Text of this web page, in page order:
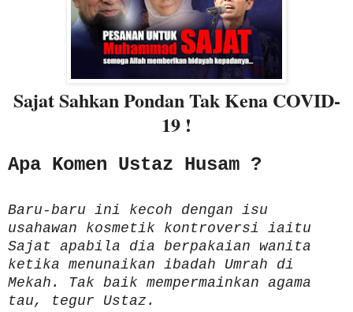
Sajat Sahkan Pondan Tak Kena COVID-
19 !
Apa Komen Ustaz Husam ?
Baru-baru ini kecoh dengan isu
usahawan kosmetik kontroversi iaitu
Sajat apabila dia berpakaian wanita
ketika menunaikan ibadah Umrah di
Mekah. Tak baik mempermainkan agama
tau, tegur Ustaz.